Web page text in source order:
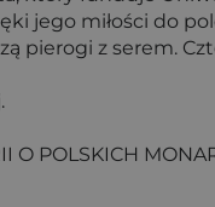
jego miłości do
pierogi z serem.
O POLSKICH